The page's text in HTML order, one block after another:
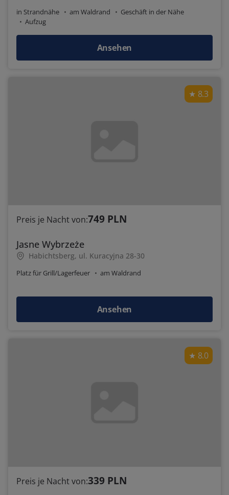
in Strandnähe am Waldrand
Geschäft in der Nähe
Aufzug
Ansehen
8.3
Preis je Nacht von:749 PLN
Jasne Wybrzeże
Habichtsberg, ul. Kuracyjna 28-30
Platz für Grill/Lagerfeuer am Waldrand
Ansehen
8.0
Preis je Nacht von:339 PLN